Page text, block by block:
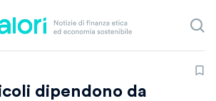
dipendono da